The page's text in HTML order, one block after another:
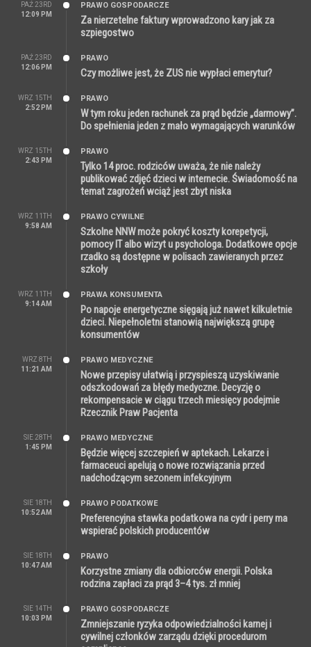
PAŹ 23RD
12:09 PM
PRAWO GOSPODARCZE
Za nierzetelne faktury wprowadzono kary jak za
szpiegostwo
PAŹ 23RD
12:06 PM
PRAWO
Czy możliwe jest, że ZUS nie wypłaci emerytur?
WRZ 15TH
2:52 PM
PRAWO
W tym roku jeden rachunek za prąd będzie „darmowy”.
Do spełnienia jeden z mało wymagających warunków
WRZ 15TH
2:43 PM
PRAWO
Tylko 14 proc. rodziców uważa, że nie należy
publikować zdjęć dzieci w internecie. Świadomość na
temat zagrożeń wciąż jest zbyt niska
WRZ 11TH
9:58 AM
PRAWO CYWILNE
Szkolne NNW może pokryć koszty korepetycji,
pomocy IT albo wizyt u psychologa. Dodatkowe opcje
rzadko są dostępne w polisach zawieranych przez
szkoły
WRZ 11TH
9:14 AM
PRAWA KONSUMENTA
Po napoje energetyczne sięgają już nawet kilkuletnie
dzieci. Niepełnoletni stanowią największą grupę
konsumentów
WRZ 8TH
11:21 AM
PRAWO MEDYCZNE
Nowe przepisy ułatwią i przyspieszą uzyskiwanie
odszkodowań za błędy medyczne. Decyzję o
rekompensacie w ciągu trzech miesięcy podejmie
Rzecznik Praw Pacjenta
SIE 28TH
1:45 PM
PRAWO MEDYCZNE
Będzie więcej szczepień w aptekach. Lekarze i
farmaceuci apelują o nowe rozwiązania przed
nadchodzącym sezonem infekcyjnym
SIE 18TH
10:52 AM
PRAWO PODATKOWE
Preferencyjna stawka podatkowa na cydr i perry ma
wspierać polskich producentów
SIE 18TH
10:47 AM
PRAWO
Korzystne zmiany dla odbiorców energii. Polska
rodzina zapłaci za prąd 3–4 tys. zł mniej
SIE 14TH
10:03 PM
PRAWO GOSPODARCZE
Zmniejszanie ryzyka odpowiedzialności karnej i
cywilnej członków zarządu dzięki procedurom